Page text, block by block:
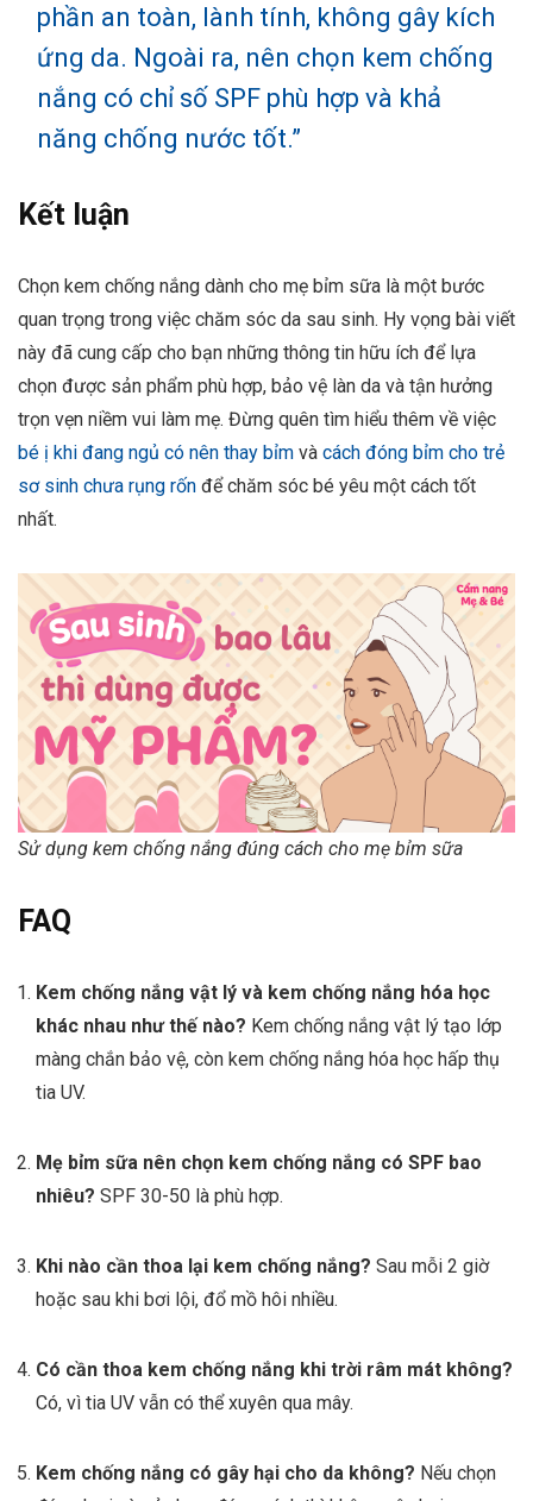
phần an toàn, lành tính, không gây kích
ứng da. Ngoài ra, nên chọn kem chống
nắng có chỉ số SPF phù hợp và khả
năng chống nước tốt.”
Kết luận
Chọn kem chống nắng dành cho mẹ bỉm sữa là một bước
quan trọng trong việc chăm sóc da sau sinh. Hy vọng bài viết
này đã cung cấp cho bạn những thông tin hữu ích để lựa
chọn được sản phẩm phù hợp, bảo vệ làn da và tận hưởng
trọn vẹn niềm vui làm mẹ. Đừng quên tìm hiểu thêm về việc
bé ị khi đang ngủ có nên thay bỉm và cách đóng bỉm cho trẻ
sơ sinh chưa rụng rốn để chăm sóc bé yêu một cách tốt
nhất.
Sử dụng kem chống nắng đúng cách cho mẹ bỉm sữa
FAQ
Kem chống nắng vật lý và kem chống nắng hóa học
khác nhau như thế nào? Kem chống nắng vật lý tạo lớp
màng chắn bảo vệ, còn kem chống nắng hóa học hấp thụ
tia UV.
Mẹ bỉm sữa nên chọn kem chống nắng có SPF bao
nhiêu? SPF 30-50 là phù hợp.
Khi nào cần thoa lại kem chống nắng? Sau mỗi 2 giờ
hoặc sau khi bơi lội, đổ mồ hôi nhiều.
Có cần thoa kem chống nắng khi trời râm mát không?
Có, vì tia UV vẫn có thể xuyên qua mây.
Kem chống nắng có gây hại cho da không? Nếu chọn